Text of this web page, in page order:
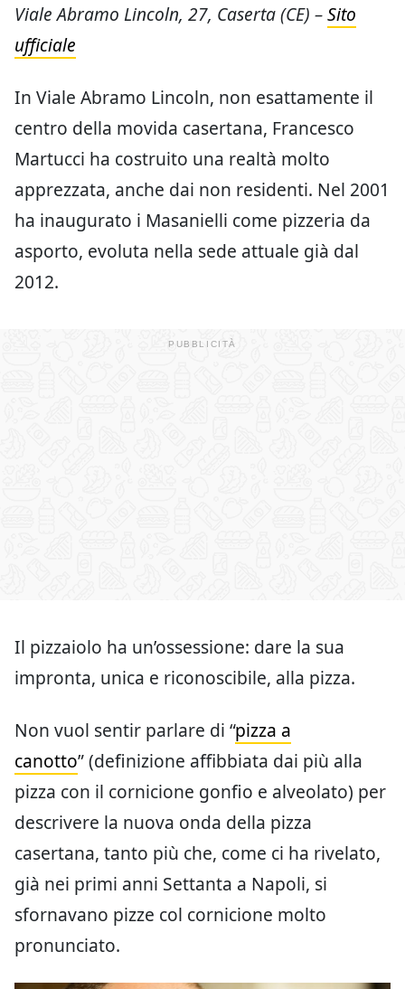
Viale Abramo Lincoln, 27, Caserta (CE) –Sito
ufficiale
In Viale Abramo Lincoln, non esattamente il
centro della movida casertana, Francesco
Martucci ha costruito una realtà molto
apprezzata, anche dai non residenti. Nel 2001
ha inaugurato i Masanielli come pizzeria da
asporto, evoluta nella sede attuale già dal
2012.
Il pizzaiolo ha un’ossessione: dare la sua
impronta, unica e riconoscibile, alla pizza.
Non vuol sentir parlare di “pizza a
canotto” (definizione affibbiata dai più alla
pizza con il cornicione gonfio e alveolato) per
descrivere la nuova onda della pizza
casertana, tanto più che, come ci ha rivelato,
già nei primi anni Settanta a Napoli, si
sfornavano pizze col cornicione molto
pronunciato.